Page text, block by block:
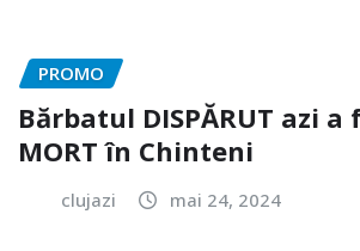
PROMO
Bărbatul DISPĂRUT azi
MORT în Chinteni
clujazi mai 24, 2024